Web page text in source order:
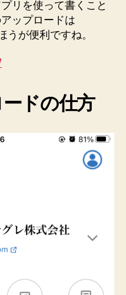
リを使って書くこと
ップロードは
うが便利ですね。
ドの仕方